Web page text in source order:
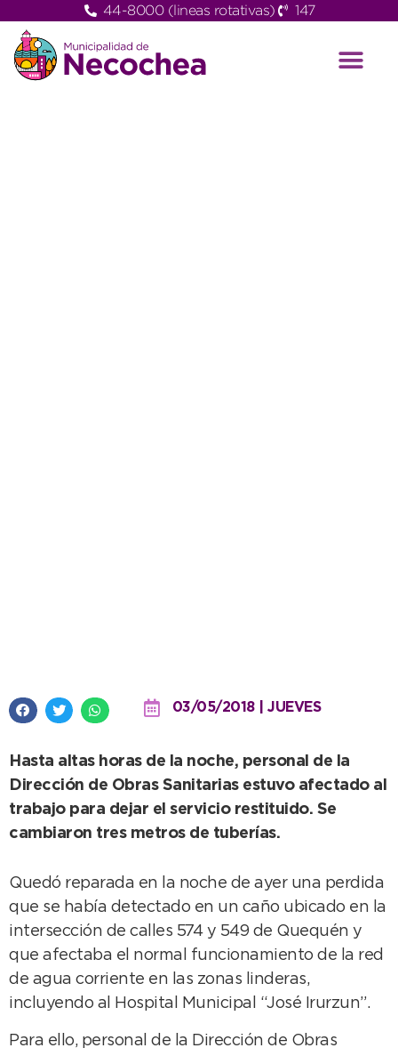
44-8000 (lineas rotativas) 147
03/05/2018 | JUEVES
Hasta altas horas de la noche, personal de la
Dirección de Obras Sanitarias estuvo afectado al
trabajo para dejar el servicio restituido. Se
cambiaron tres metros de tuberías.
Quedó reparada en la noche de ayer una perdida
que se había detectado en un caño ubicado en la
intersección de calles 574 y 549 de Quequén y
que afectaba el normal funcionamiento de la red
de agua corriente en las zonas linderas,
incluyendo al Hospital Municipal “José Irurzun”.
Para ello, personal de la Dirección de Obras